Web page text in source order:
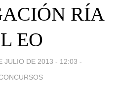
RÍA
EO
JULIO DE 2013 - 12:03 -